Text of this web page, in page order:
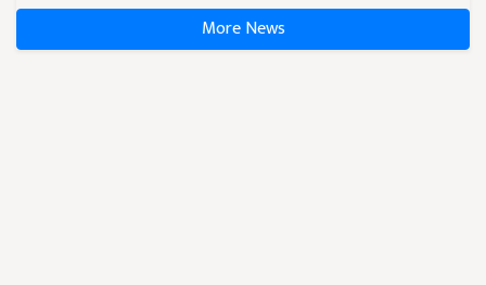
More News